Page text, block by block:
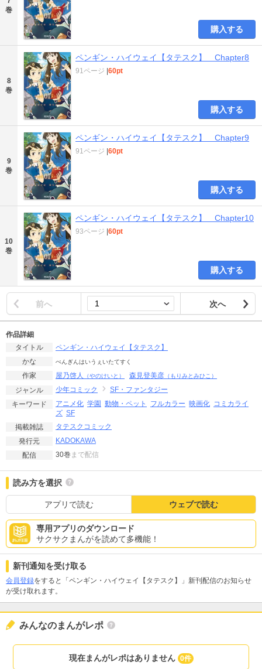
巻
購入する
8
巻
ペンギン・ハイウェイ【タテスク】 Chapter8
91ページ 60pt
購入する
9
巻
ペンギン・ハイウェイ【タテスク】 Chapter9
91ページ 60pt
購入する
10
巻
ペンギン・ハイウェイ【タテスク】 Chapter10
93ページ 60pt
購入する
前へ 次へ
作品詳細
タイトル
ペンギン・ハイウェイ【タテスク】
かな
ぺんぎんはいうぇいたてすく
作家 屋乃啓人 （やのけいと） 森見登美彦 （もりみとみひこ）
ジャンル 少年コミック
SF・ファンタジー
キーワード
アニメ化 学園 動物・ペット フルカラー 映画化 コミカライ
ズ SF
掲載雑誌
タテスクコミック
発行元
KADOKAWA
配信
30巻 まで配信
読み方を選択
アプリで読む ウェブで読む
専用アプリのダウンロード
サクサクまんがを読めて多機能！
新刊通知を受け取る
会員登録をすると「ペンギン・ハイウェイ【タテスク】」新刊配信のお知らせ
が受け取れます。
みんなのまんがレポ
現在まんがレポはありません 0件